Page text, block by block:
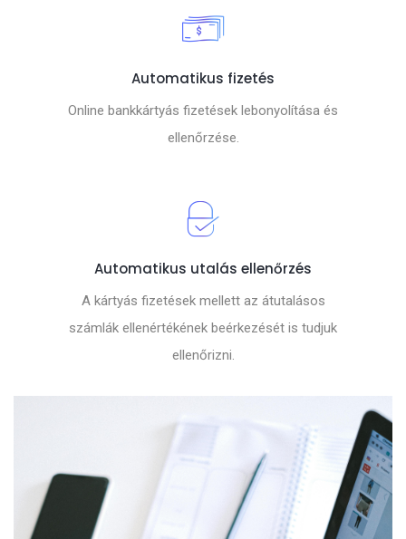
Automatikus fizetés
Online bankkártyás fizetések lebonyolítása és
ellenőrzése.
Automatikus utalás ellenőrzés
A kártyás fizetések mellett az átutalásos
számlák ellenértékének beérkezését is tudjuk
ellenőrizni.